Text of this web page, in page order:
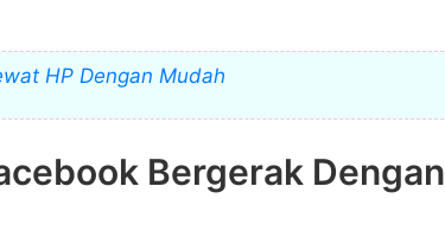
HP Dengan Mudah
Bergerak Dengan